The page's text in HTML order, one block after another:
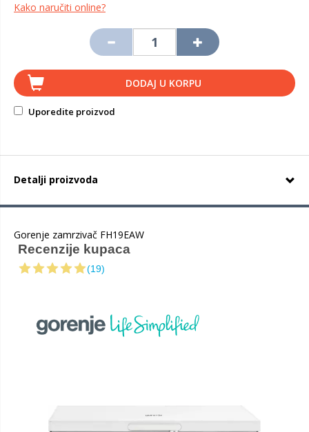
Kako naručiti online?
DODAJ U KORPU
Uporedite proizvod
Detalji proizvoda
Gorenje zamrzivač FH19EAW
Recenzije kupaca
(19)